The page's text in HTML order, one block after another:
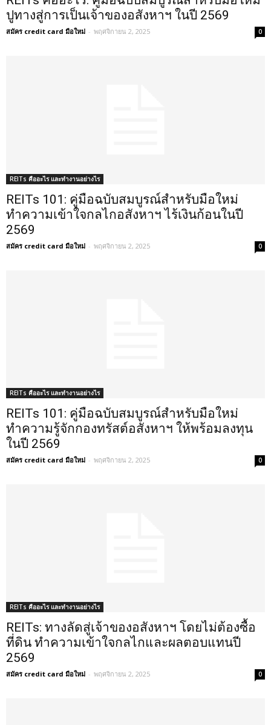
ปูทางสู่การเป็นเจ้าของอสังหาฯ ในปี 2569
สมัคร credit card มือใหม่ - พฤศจิกายน 2, 2025 0
REITs คืออะไร และทำงานอย่างไร
REITs 101: คู่มือฉบับสมบูรณ์สำหรับมือใหม่
ทำความเข้าใจกลไกอสังหาฯ ไร้เงินก้อนในปี
2569
สมัคร credit card มือใหม่ - พฤศจิกายน 2, 2025 0
REITs คืออะไร และทำงานอย่างไร
REITs 101: คู่มือฉบับสมบูรณ์สำหรับมือใหม่
ทำความรู้จักกองทรัสต์อสังหาฯ ให้พร้อมลงทุน
ในปี 2569
สมัคร credit card มือใหม่ - พฤศจิกายน 2, 2025 0
REITs คืออะไร และทำงานอย่างไร
REITs: ทางลัดสู่เจ้าของอสังหาฯ โดยไม่ต้องซื้อ
ที่ดิน ทำความเข้าใจกลไกและผลตอบแทนปี
2569
สมัคร credit card มือใหม่ - พฤศจิกายน 2, 2025 0